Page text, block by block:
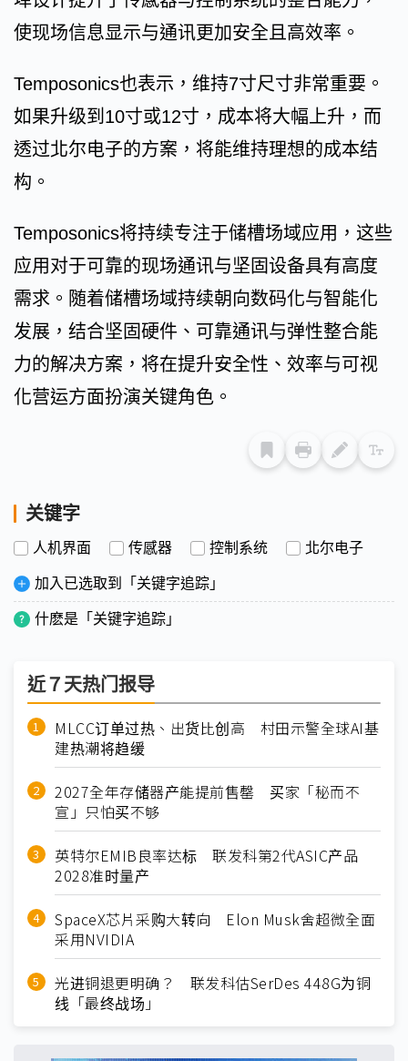
使现场信息显示与通讯更加安全且高效率。
Temposonics也表示，维持7寸尺寸非常重要。
如果升级到10寸或12寸，成本将大幅上升，而
透过北尔电子的方案，将能维持理想的成本结
构。
Temposonics将持续专注于储槽场域应用，这些
应用对于可靠的现场通讯与坚固设备具有高度
需求。随着储槽场域持续朝向数码化与智能化
发展，结合坚固硬件、可靠通讯与弹性整合能
力的解决方案，将在提升安全性、效率与可视
化营运方面扮演关键角色。
关键字
人机界面 传感器 控制系统 北尔电子
加入已选取到「关键字追踪」
什麽是「关键字追踪」
近７天热门报导
MLCC订单过热、出货比创高 村田示警全球AI基
建热潮将趋缓
2027全年存储器产能提前售罄 买家「秘而不
宣」只怕买不够
英特尔EMIB良率达标 联发科第2代ASIC产品
2028准时量产
SpaceX芯片采购大转向 Elon Musk舍超微全面
采用NVIDIA
光进铜退更明确？ 联发科估SerDes 448G为铜
线「最终战场」